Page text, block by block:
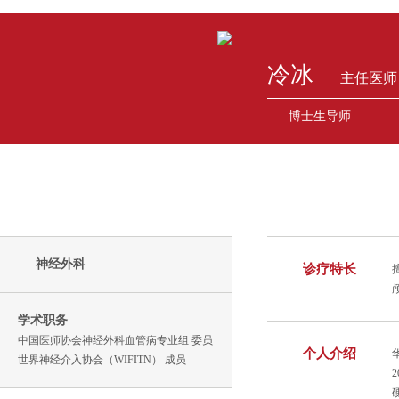
神经外科
学术职务
中国医师协会神经外科血管病专业组 委员
世界神经介入协会（WIFITN） 成员
冷冰 主任医师
博士生导师
诊疗特长
个人介绍